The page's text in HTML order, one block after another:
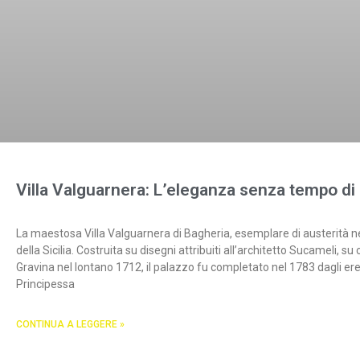
Villa Valguarnera: L’eleganza senza tempo
La maestosa Villa Valguarnera di Bagheria, esemplare di austerità
della Sicilia. Costruita su disegni attribuiti all’architetto Sucameli,
Gravina nel lontano 1712, il palazzo fu completato nel 1783 dagli
Principessa
CONTINUA A LEGGERE »